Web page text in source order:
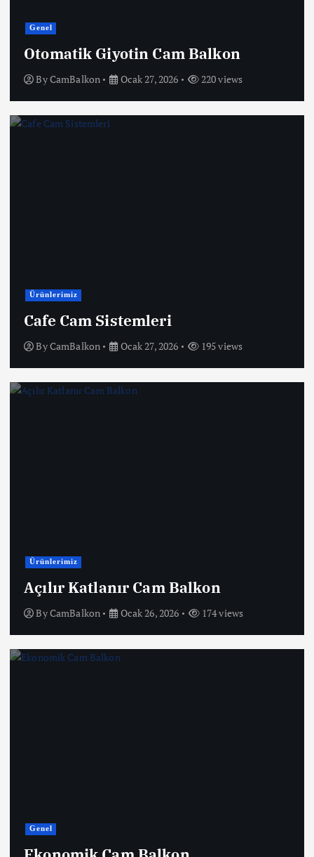
Genel
Otomatik Giyotin Cam Balkon
ByCamBalkon Ocak 27, 2026 220 views
Ürünlerimiz
Cafe Cam Sistemleri
ByCamBalkon Ocak 27, 2026 195 views
Ürünlerimiz
Açılır Katlanır Cam Balkon
ByCamBalkon Ocak 26, 2026 174 views
Genel